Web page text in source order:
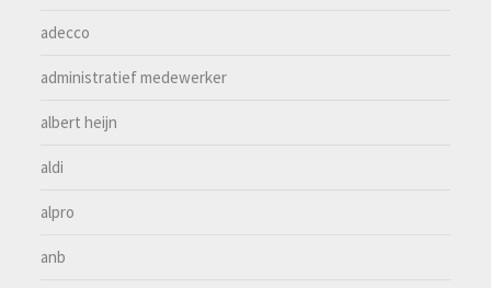
adecco
administratief medewerker
albert heijn
aldi
alpro
anb